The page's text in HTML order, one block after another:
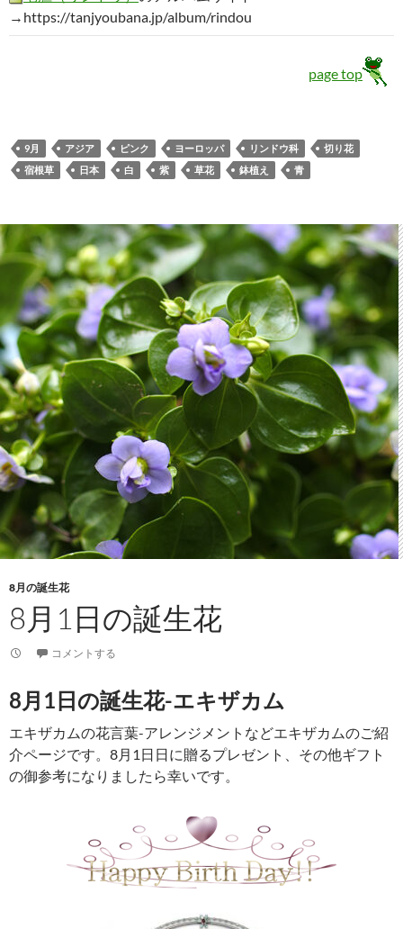
→https://tanjyoubana.jp/album/rindou
page top
9月 アジア ピンク ヨーロッパ リンドウ科
切り花
宿根草
日本 白 紫 草花 鉢植え 青
8月の誕生花
8月1日の誕生花
コメントする
8月1日の誕生花-エキザカム
エキザカムの花言葉-アレンジメントなどエキザカムのご紹
介ページです。8月1日日に贈るプレゼント、その他ギフト
の御参考になりましたら幸いです。